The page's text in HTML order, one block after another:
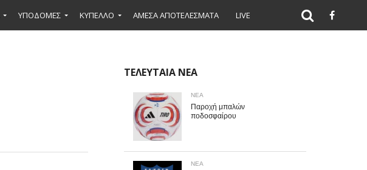
ΥΠΟΔΟΜΕΣ ΚΥΠΕΛΛΟ ΑΜΕΣΑ ΑΠΟΤΕΛΕΣΜΑΤΑ LIVE
ΤΕΛΕΥΤΑΙΑ ΝΕΑ
ΝΕΑ
Παροχή μπαλών
ποδοσφαίρου
ΝΕΑ